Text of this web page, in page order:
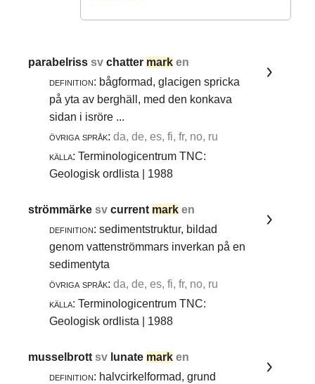
parabelrisssvchatter mark en
definition: bågformad, glacigen spricka
på yta av berghäll, med den konkava
sidan i isröre ...
övriga språk: da, de, es, fi, fr, no, ru
källa: Terminologicentrum TNC:
Geologisk ordlista | 1988
strömmärkesvcurrent mark en
definition: sedimentstruktur, bildad
genom vattenströmmars inverkan på en
sedimentyta
övriga språk: da, de, es, fi, fr, no, ru
källa: Terminologicentrum TNC:
Geologisk ordlista | 1988
musselbrottsv lunate mark en
definition: halvcirkelformad, grund